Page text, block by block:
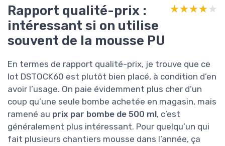
Rapport qualité-prix :
intéressant si on utilise
souvent de la mousse PU
★★★★★
★★★★★
En termes de rapport qualité-prix, je trouve que ce
lot DSTOCK60 est plutôt bien placé, à condition d’en
avoir l’usage. On paie évidemment plus cher d’un
coup qu’une seule bombe achetée en magasin, mais
ramené au prix par bombe de 500 ml, c’est
généralement plus intéressant. Pour quelqu’un qui
fait plusieurs chantiers mousse dans l’année, ça